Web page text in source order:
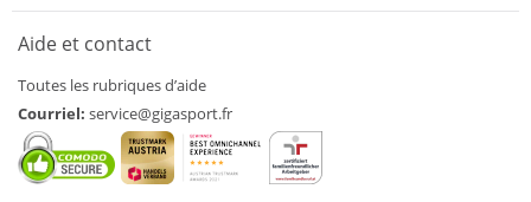
Aide et contact
Toutes les rubriques d’aide
Courriel: service@gigasport.fr